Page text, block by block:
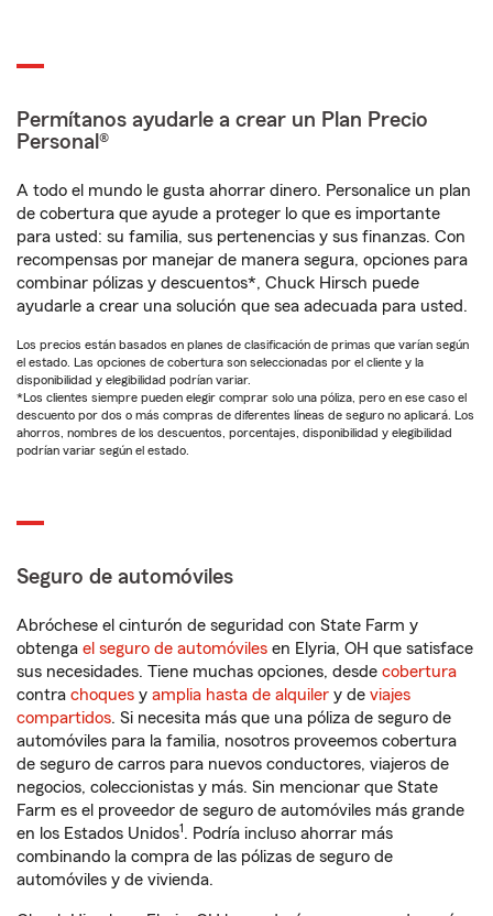
Permítanos ayudarle a crear un Plan Precio
Personal®
A todo el mundo le gusta ahorrar dinero. Personalice un plan
de cobertura que ayude a proteger lo que es importante
para usted: su familia, sus pertenencias y sus finanzas. Con
recompensas por manejar de manera segura, opciones para
combinar pólizas y descuentos*, Chuck Hirsch puede
ayudarle a crear una solución que sea adecuada para usted.
Los precios están basados en planes de clasificación de primas que varían según
el estado. Las opciones de cobertura son seleccionadas por el cliente y la
disponibilidad y elegibilidad podrían variar.
*Los clientes siempre pueden elegir comprar solo una póliza, pero en ese caso el
descuento por dos o más compras de diferentes líneas de seguro no aplicará. Los
ahorros, nombres de los descuentos, porcentajes, disponibilidad y elegibilidad
podrían variar según el estado.
Seguro de automóviles
Abróchese el cinturón de seguridad con State Farm y
obtenga el seguro de automóviles en Elyria, OH que satisface
sus necesidades. Tiene muchas opciones, desde cobertura
contra choques y amplia hasta de alquiler y de viajes
compartidos. Si necesita más que una póliza de seguro de
automóviles para la familia, nosotros proveemos cobertura
de seguro de carros para nuevos conductores, viajeros de
negocios, coleccionistas y más. Sin mencionar que State
Farm es el proveedor de seguro de automóviles más grande
en los Estados Unidos1. Podría incluso ahorrar más
combinando la compra de las pólizas de seguro de
automóviles y de vivienda.